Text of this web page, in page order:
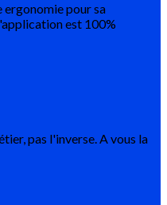
pour sa
est 100%
pas l'inverse. A vous la